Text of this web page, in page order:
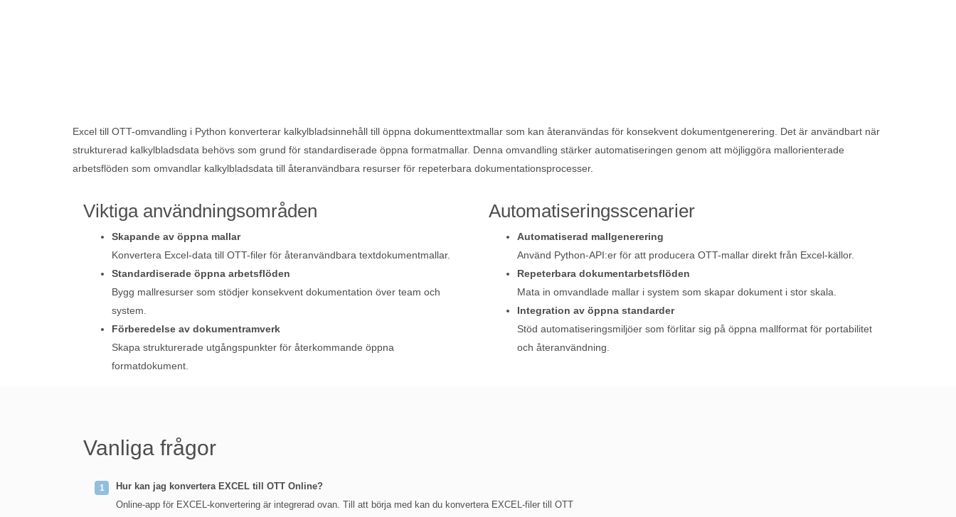
Excel till OTT-omvandling i Python konverterar kalkylbladsinnehåll till öppna dokumenttextmallar som kan återanvändas för konsekvent dokumentgenerering. Det är användbart när
strukturerad kalkylbladsdata behövs som grund för standardiserade öppna formatmallar. Denna omvandling stärker automatiseringen genom att möjliggöra mallorienterade
arbetsflöden som omvandlar kalkylbladsdata till återanvändbara resurser för repeterbara dokumentationsprocesser.
Viktiga användningsområden
Skapande av öppna mallar
Konvertera Excel-data till OTT-filer för återanvändbara textdokumentmallar.
Standardiserade öppna arbetsflöden
Bygg mallresurser som stödjer konsekvent dokumentation över team och
system.
Förberedelse av dokumentramverk
Skapa strukturerade utgångspunkter för återkommande öppna
formatdokument.
Automatiseringsscenarier
Automatiserad mallgenerering
Använd Python-API:er för att producera OTT-mallar direkt från Excel-källor.
Repeterbara dokumentarbetsflöden
Mata in omvandlade mallar i system som skapar dokument i stor skala.
Integration av öppna standarder
Stöd automatiseringsmiljöer som förlitar sig på öppna mallformat för portabilitet
och återanvändning.
Vanliga frågor
Hur kan jag konvertera EXCEL till OTT Online?
Online-app för EXCEL-konvertering är integrerad ovan. Till att börja med kan du konvertera EXCEL-filer till OTT